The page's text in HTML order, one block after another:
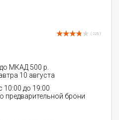
( 225 )
МКАД 500 р.
10 августа
10:00 до 19:00
предварительной брони